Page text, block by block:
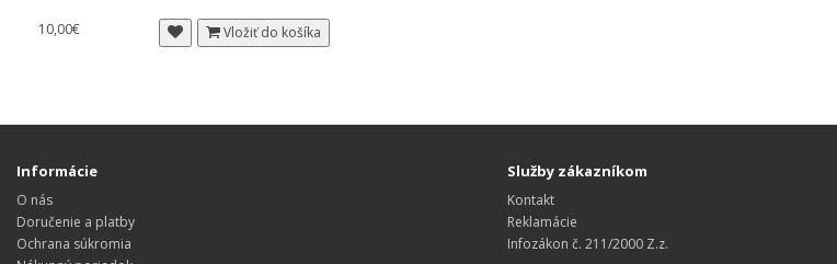
10,00€ Vložiť do košíka
Informácie
O nás
Doručenie a platby
Ochrana súkromia
Služby zákazníkom
Kontakt
Reklamácie
Infozákon č. 211/2000 Z.z.